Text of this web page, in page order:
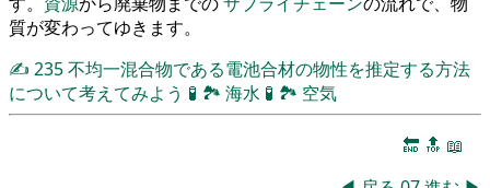
質が変わってゆきます。
✍ 235不均一混合物である電池合材の物性を推定する方法
について考えてみよう 🧪 🏞 海水 🧪 🏞 空気
🔚 🔝 📖